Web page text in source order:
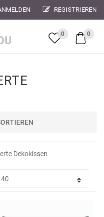
REGISTRIEREN
0 0
Dekokissen